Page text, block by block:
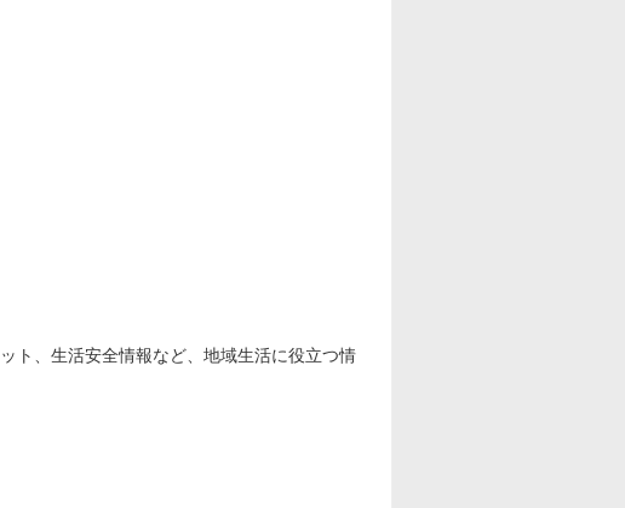
ト、生活安全情報など、地域生活に役立つ情